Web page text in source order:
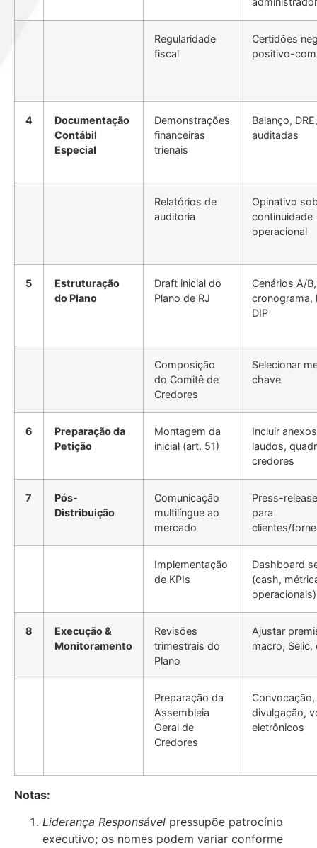
Regularidade
fiscal
Certidões
positivo-
4
Documentação
Contábil
Especial
Demonstrações
financeiras
trienais
Balanço,
auditadas
Relatórios de
auditoria
Opinativo
continuidade
operacional
5
Estruturação
do Plano
Draft inicial do
Plano de RJ
Cenários A/B,
cronograma,
DIP
Composição
do Comitê de
Credores
Selecionar
chave
6
Preparação da
Petição
Montagem da
inicial (art. 51)
Incluir
laudos,
credores
7
Pós-
Distribuição
Comunicação
multilíngue ao
mercado
Press-
para
clientes/
Implementação
de KPIs
Dashboard
(cash,
operacionais)
8
Execução &
Monitoramento
Revisões
trimestrais do
Plano
Ajustar
macro, Selic,
Preparação da
Assembleia
Geral de
Credores
Convocação,
divulgação,
eletrônicos
Notas:
Liderança Responsável pressupõe patrocínio
executivo; os nomes podem variar conforme